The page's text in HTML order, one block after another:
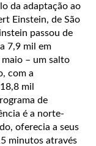
da adaptação ao
Einstein, de São
passou de
7,9 mil em
– um salto
com a
mil
de
é a norte-
oferecia a seus
minutos através